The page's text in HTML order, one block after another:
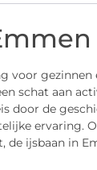
voor gezinnen
schat aan
door de
ervaring.
de ijsbaan in